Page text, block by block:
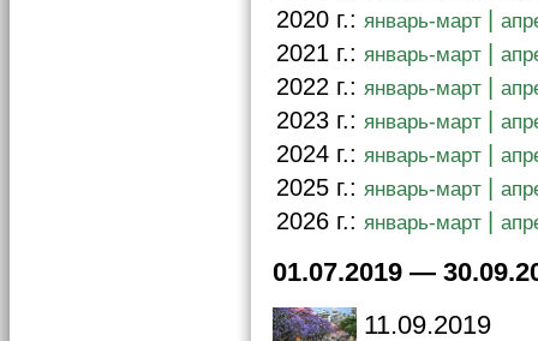
2020 г.: январь-март
2021 г.: январь-март
2022 г.: январь-март
2023 г.: январь-март
2024 г.: январь-март
2025 г.: январь-март
2026 г.: январь-март
01.07.2019 —
11.09.2019